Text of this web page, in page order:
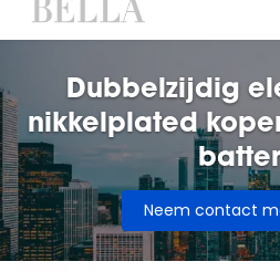
Dubbelzijdig
nikkelplated
Neem contact